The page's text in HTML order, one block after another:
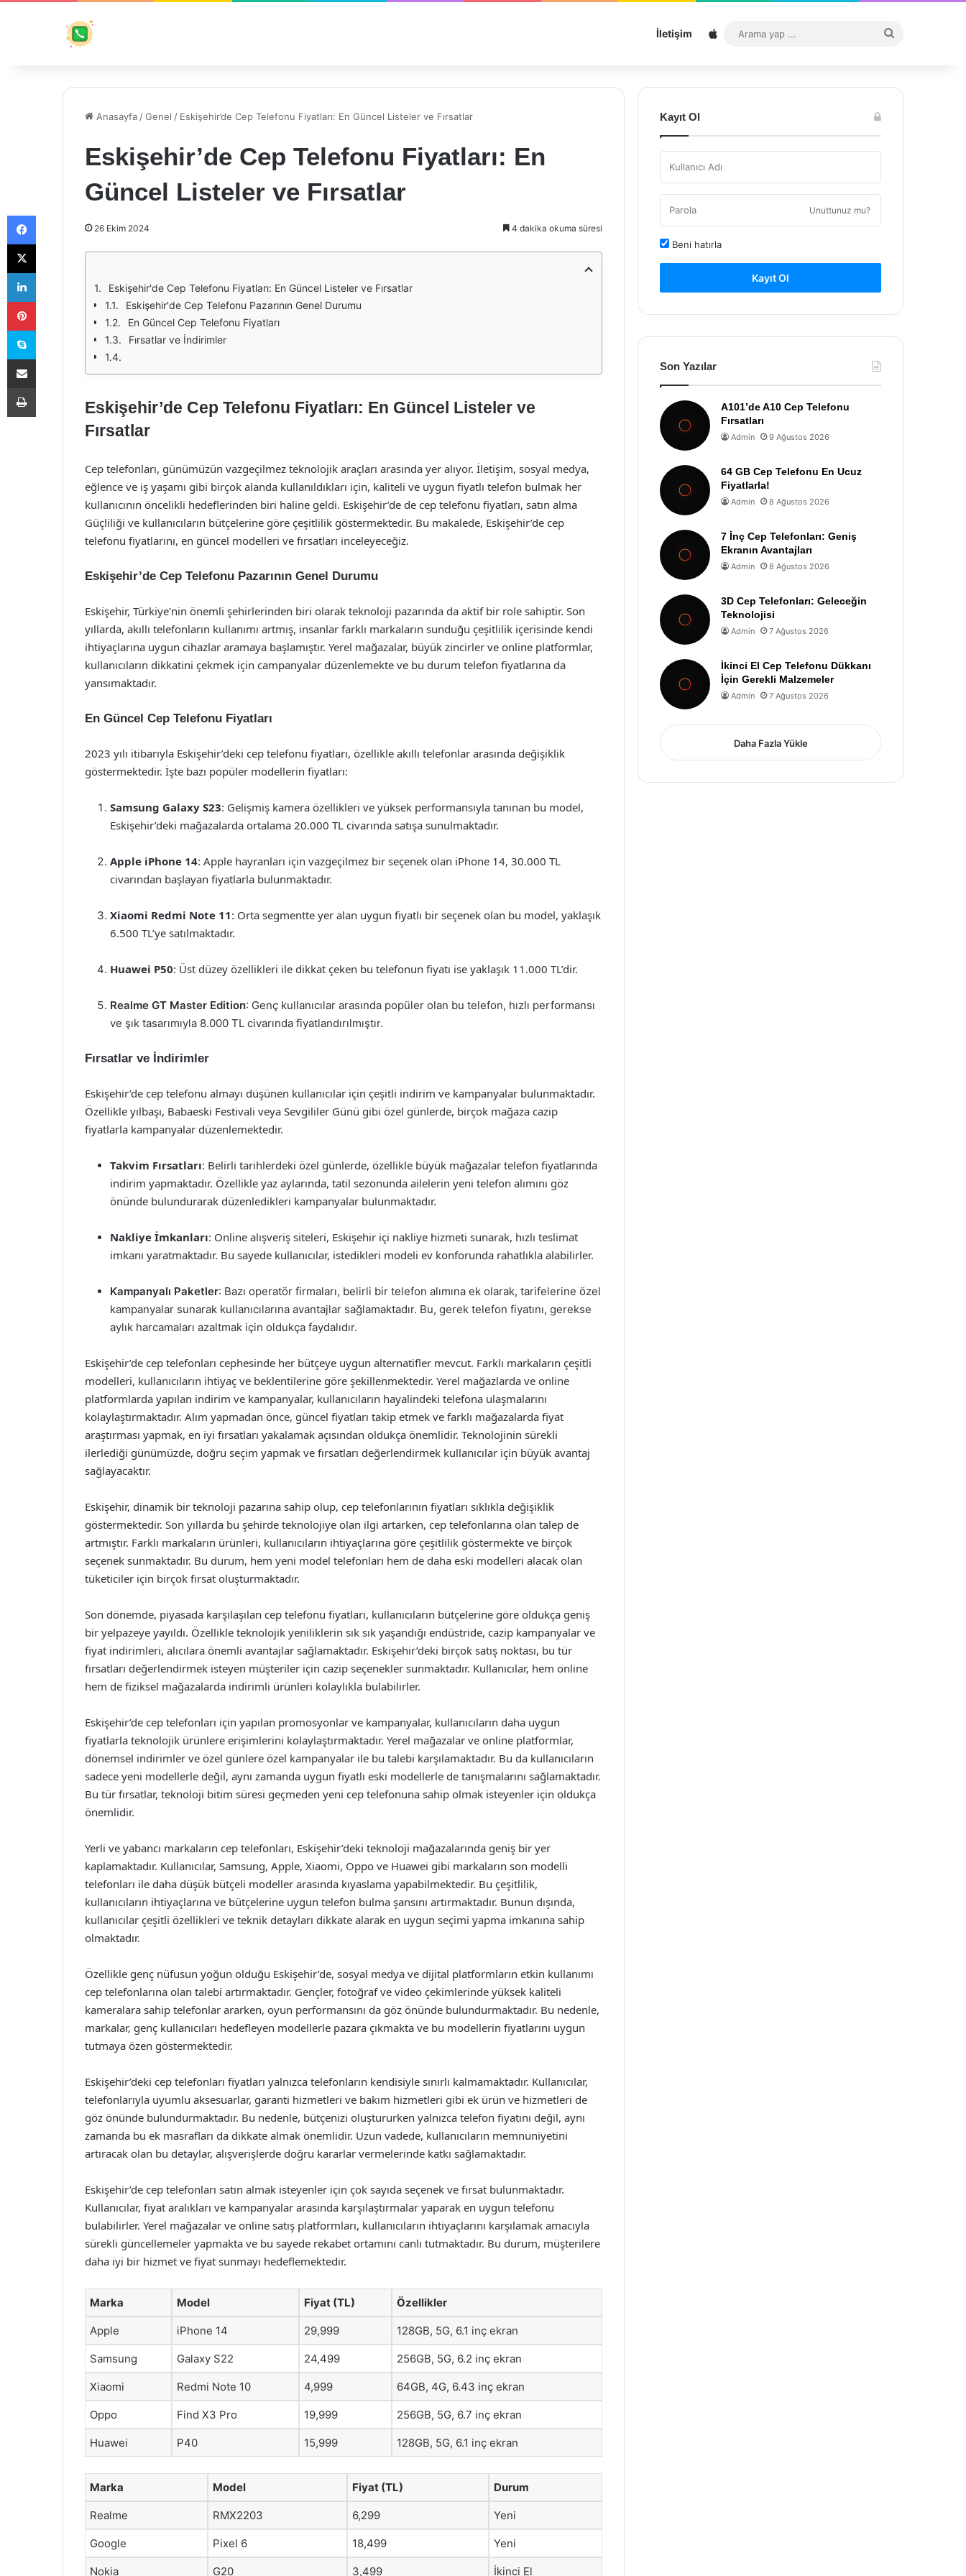
İletişim Sitemap
...
Anasayfa /Genel / Eskişehir’de Cep Telefonu Fiyatları: En Güncel Listeler ve Fırsatlar
Eskişehir’de Cep Telefonu Fiyatları: En
Güncel Listeler ve Fırsatlar
26 Ekim 2024 4 dakika okuma süresi
Eskişehir'de Cep Telefonu Fiyatları: En Güncel Listeler ve Fırsatlar
Eskişehir'de Cep Telefonu Pazarının Genel Durumu
En Güncel Cep Telefonu Fiyatları
Fırsatlar ve İndirimler
Eskişehir’de Cep Telefonu Fiyatları: En Güncel Listeler ve
Fırsatlar
Cep telefonları, günümüzün vazgeçilmez teknolojik araçları arasında yer alıyor. İletişim, sosyal medya,
eğlence ve iş yaşamı gibi birçok alanda kullanıldıkları için, kaliteli ve uygun fiyatlı telefon bulmak her
kullanıcının öncelikli hedeflerinden biri haline geldi. Eskişehir’de de cep telefonu fiyatları, satın alma
Güçliliği ve kullanıcıların bütçelerine göre çeşitlilik göstermektedir. Bu makalede, Eskişehir’de cep
telefonu fiyatlarını, en güncel modelleri ve fırsatları inceleyeceğiz.
Eskişehir’de Cep Telefonu Pazarının Genel Durumu
Eskişehir, Türkiye’nin önemli şehirlerinden biri olarak teknoloji pazarında da aktif bir role sahiptir. Son
yıllarda, akıllı telefonların kullanımı artmış, insanlar farklı markaların sunduğu çeşitlilik içerisinde kendi
ihtiyaçlarına uygun cihazlar aramaya başlamıştır. Yerel mağazalar, büyük zincirler ve online platformlar,
kullanıcıların dikkatini çekmek için campanyalar düzenlemekte ve bu durum telefon fiyatlarına da
yansımaktadır.
En Güncel Cep Telefonu Fiyatları
2023 yılı itibarıyla Eskişehir’deki cep telefonu fiyatları, özellikle akıllı telefonlar arasında değişiklik
göstermektedir. İşte bazı popüler modellerin fiyatları:
Samsung Galaxy S23: Gelişmiş kamera özellikleri ve yüksek performansıyla tanınan bu model,
Eskişehir’deki mağazalarda ortalama 20.000 TL civarında satışa sunulmaktadır.
Apple iPhone 14: Apple hayranları için vazgeçilmez bir seçenek olan iPhone 14, 30.000 TL
civarından başlayan fiyatlarla bulunmaktadır.
Xiaomi Redmi Note 11: Orta segmentte yer alan uygun fiyatlı bir seçenek olan bu model, yaklaşık
6.500 TL’ye satılmaktadır.
Huawei P50: Üst düzey özellikleri ile dikkat çeken bu telefonun fiyatı ise yaklaşık 11.000 TL’dir.
Realme GT Master Edition: Genç kullanıcılar arasında popüler olan bu telefon, hızlı performansı
ve şık tasarımıyla 8.000 TL civarında fiyatlandırılmıştır.
Fırsatlar ve İndirimler
Eskişehir’de cep telefonu almayı düşünen kullanıcılar için çeşitli indirim ve kampanyalar bulunmaktadır.
Özellikle yılbaşı, Babaeski Festivali veya Sevgililer Günü gibi özel günlerde, birçok mağaza cazip
fiyatlarla kampanyalar düzenlemektedir.
Takvim Fırsatları: Belirli tarihlerdeki özel günlerde, özellikle büyük mağazalar telefon fiyatlarında
indirim yapmaktadır. Özellikle yaz aylarında, tatil sezonunda ailelerin yeni telefon alımını göz
önünde bulundurarak düzenledikleri kampanyalar bulunmaktadır.
Nakliye İmkanları: Online alışveriş siteleri, Eskişehir içi nakliye hizmeti sunarak, hızlı teslimat
imkanı yaratmaktadır. Bu sayede kullanıcılar, istedikleri modeli ev konforunda rahatlıkla alabilirler.
Kampanyalı Paketler: Bazı operatör firmaları, belirli bir telefon alımına ek olarak, tarifelerine özel
kampanyalar sunarak kullanıcılarına avantajlar sağlamaktadır. Bu, gerek telefon fiyatını, gerekse
aylık harcamaları azaltmak için oldukça faydalıdır.
Eskişehir’de cep telefonları cephesinde her bütçeye uygun alternatifler mevcut. Farklı markaların çeşitli
modelleri, kullanıcıların ihtiyaç ve beklentilerine göre şekillenmektedir. Yerel mağazlarda ve online
platformlarda yapılan indirim ve kampanyalar, kullanıcıların hayalindeki telefona ulaşmalarını
kolaylaştırmaktadır. Alım yapmadan önce, güncel fiyatları takip etmek ve farklı mağazalarda fiyat
araştırması yapmak, en iyi fırsatları yakalamak açısından oldukça önemlidir. Teknolojinin sürekli
ilerlediği günümüzde, doğru seçim yapmak ve fırsatları değerlendirmek kullanıcılar için büyük avantaj
sağlayacaktır.
Eskişehir, dinamik bir teknoloji pazarına sahip olup, cep telefonlarının fiyatları sıklıkla değişiklik
göstermektedir. Son yıllarda bu şehirde teknolojiye olan ilgi artarken, cep telefonlarına olan talep de
artmıştır. Farklı markaların ürünleri, kullanıcıların ihtiyaçlarına göre çeşitlilik göstermekte ve birçok
seçenek sunmaktadır. Bu durum, hem yeni model telefonları hem de daha eski modelleri alacak olan
tüketiciler için birçok fırsat oluşturmaktadır.
Son dönemde, piyasada karşılaşılan cep telefonu fiyatları, kullanıcıların bütçelerine göre oldukça geniş
bir yelpazeye yayıldı. Özellikle teknolojik yeniliklerin sık sık yaşandığı endüstride, cazip kampanyalar ve
fiyat indirimleri, alıcılara önemli avantajlar sağlamaktadır. Eskişehir’deki birçok satış noktası, bu tür
fırsatları değerlendirmek isteyen müşteriler için cazip seçenekler sunmaktadır. Kullanıcılar, hem online
hem de fiziksel mağazalarda indirimli ürünleri kolaylıkla bulabilirler.
Eskişehir’de cep telefonları için yapılan promosyonlar ve kampanyalar, kullanıcıların daha uygun
fiyatlarla teknolojik ürünlere erişimlerini kolaylaştırmaktadır. Yerel mağazalar ve online platformlar,
dönemsel indirimler ve özel günlere özel kampanyalar ile bu talebi karşılamaktadır. Bu da kullanıcıların
sadece yeni modellerle değil, aynı zamanda uygun fiyatlı eski modellerle de tanışmalarını sağlamaktadır.
Bu tür fırsatlar, teknoloji bitim süresi geçmeden yeni cep telefonuna sahip olmak isteyenler için oldukça
önemlidir.
Yerli ve yabancı markaların cep telefonları, Eskişehir’deki teknoloji mağazalarında geniş bir yer
kaplamaktadır. Kullanıcılar, Samsung, Apple, Xiaomi, Oppo ve Huawei gibi markaların son modelli
telefonları ile daha düşük bütçeli modeller arasında kıyaslama yapabilmektedir. Bu çeşitlilik,
kullanıcıların ihtiyaçlarına ve bütçelerine uygun telefon bulma şansını artırmaktadır. Bunun dışında,
kullanıcılar çeşitli özellikleri ve teknik detayları dikkate alarak en uygun seçimi yapma imkanına sahip
olmaktadır.
Özellikle genç nüfusun yoğun olduğu Eskişehir’de, sosyal medya ve dijital platformların etkin kullanımı
cep telefonlarına olan talebi artırmaktadır. Gençler, fotoğraf ve video çekimlerinde yüksek kaliteli
kameralara sahip telefonlar ararken, oyun performansını da göz önünde bulundurmaktadır. Bu nedenle,
markalar, genç kullanıcıları hedefleyen modellerle pazara çıkmakta ve bu modellerin fiyatlarını uygun
tutmaya özen göstermektedir.
Eskişehir’deki cep telefonları fiyatları yalnızca telefonların kendisiyle sınırlı kalmamaktadır. Kullanıcılar,
telefonlarıyla uyumlu aksesuarlar, garanti hizmetleri ve bakım hizmetleri gibi ek ürün ve hizmetleri de
göz önünde bulundurmaktadır. Bu nedenle, bütçenizi oluştururken yalnızca telefon fiyatını değil, aynı
zamanda bu ek masrafları da dikkate almak önemlidir. Uzun vadede, kullanıcıların memnuniyetini
artıracak olan bu detaylar, alışverişlerde doğru kararlar vermelerinde katkı sağlamaktadır.
Eskişehir’de cep telefonları satın almak isteyenler için çok sayıda seçenek ve fırsat bulunmaktadır.
Kullanıcılar, fiyat aralıkları ve kampanyalar arasında karşılaştırmalar yaparak en uygun telefonu
bulabilirler. Yerel mağazalar ve online satış platformları, kullanıcıların ihtiyaçlarını karşılamak amacıyla
sürekli güncellemeler yapmakta ve bu sayede rekabet ortamını canlı tutmaktadır. Bu durum, müşterilere
daha iyi bir hizmet ve fiyat sunmayı hedeflemektedir.
Marka Model Fiyat (TL) Özellikler
Apple iPhone 14 29,999 128GB, 5G, 6.1 inç ekran
Samsung Galaxy S22 24,499 256GB, 5G, 6.2 inç ekran
Xiaomi Redmi Note 10 4,999 64GB, 4G, 6.43 inç ekran
Oppo Find X3 Pro 19,999 256GB, 5G, 6.7 inç ekran
Huawei P40 15,999 128GB, 5G, 6.1 inç ekran
Marka Model Fiyat (TL) Durum
Realme RMX2203 6,299 Yeni
Google Pixel 6 18,499 Yeni
Nokia G20 3,499 İkinci El
Kayıt Ol
Unuttunuz mu?
Beni hatırla
Kayıt Ol
Son Yazılar
A101’de A10 Cep Telefonu
Fırsatları
Admin 9 Ağustos 2026
64 GB Cep Telefonu En Ucuz
Fiyatlarla!
Admin 8 Ağustos 2026
7 İnç Cep Telefonları: Geniş
Ekranın Avantajları
Admin 8 Ağustos 2026
3D Cep Telefonları: Geleceğin
Teknolojisi
Admin 7 Ağustos 2026
İkinci El Cep Telefonu Dükkanı
İçin Gerekli Malzemeler
Admin 7 Ağustos 2026
Daha Fazla Yükle
Facebook
X
LinkedIn
Pinterest
Skype
E-Posta ile paylaş